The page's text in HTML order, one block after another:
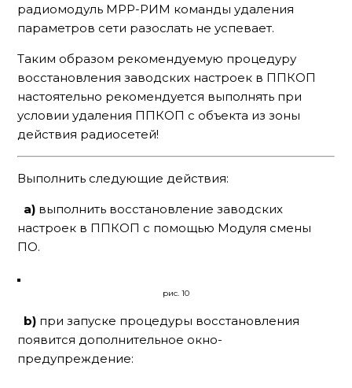
радиомодуль МРР-РИМ команды удаления
параметров сети разослать не успевает.
Таким образом рекомендуемую процедуру
восстановления заводских настроек в ППКОП
настоятельно рекомендуется выполнять при
условии удаления ППКОП с объекта из зоны
действия радиосетей!
Выполнить следующие действия:
a) выполнить восстановление заводских
настроек в ППКОП с помощью Модуля смены
ПО.
рис. 10
b) при запуске процедуры восстановления
появится дополнительное окно-
предупреждение: